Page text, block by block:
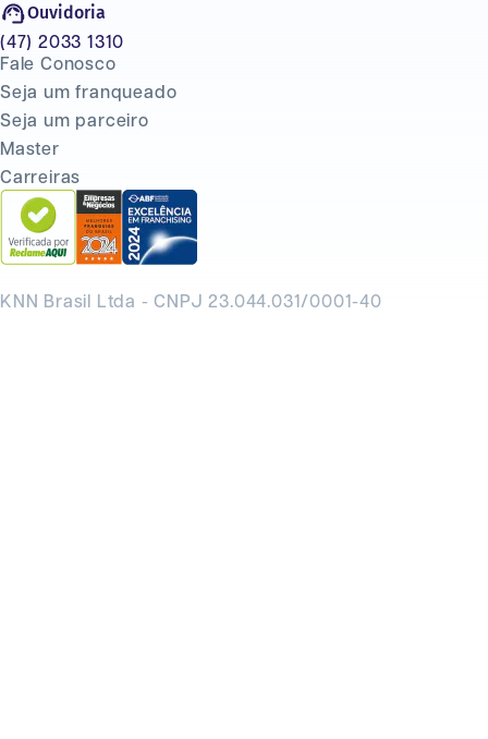
KNN Brasil Ltda - CNPJ 23.044.031/0001-40
Ouvidoria
(47) 2033 1310
Fale Conosco
Seja um franqueado
Seja um parceiro
Master
Carreiras